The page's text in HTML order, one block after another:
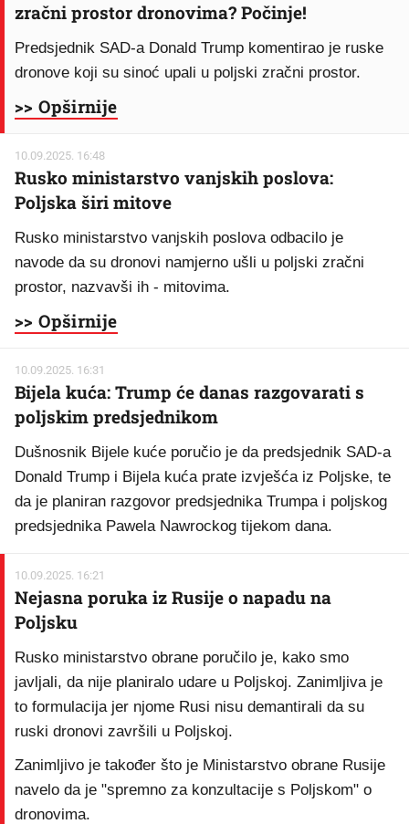
zračni prostor dronovima? Počinje!
Predsjednik SAD-a Donald Trump komentirao je ruske
dronove koji su sinoć upali u poljski zračni prostor.
>> Opširnije
10.09.2025. 16:48
Rusko ministarstvo vanjskih poslova:
Poljska širi mitove
Rusko ministarstvo vanjskih poslova odbacilo je
navode da su dronovi namjerno ušli u poljski zračni
prostor, nazvavši ih - mitovima.
>> Opširnije
10.09.2025. 16:31
Bijela kuća: Trump će danas razgovarati s
poljskim predsjednikom
Dušnosnik Bijele kuće poručio je da predsjednik SAD-a
Donald Trump i Bijela kuća prate izvješća iz Poljske, te
da je planiran razgovor predsjednika Trumpa i poljskog
predsjednika Pawela Nawrockog tijekom dana.
10.09.2025. 16:21
Nejasna poruka iz Rusije o napadu na
Poljsku
Rusko ministarstvo obrane poručilo je, kako smo
javljali, da nije planiralo udare u Poljskoj. Zanimljiva je
to formulacija jer njome Rusi nisu demantirali da su
ruski dronovi završili u Poljskoj.
Zanimljivo je također što je Ministarstvo obrane Rusije
navelo da je "spremno za konzultacije s Poljskom" o
dronovima.